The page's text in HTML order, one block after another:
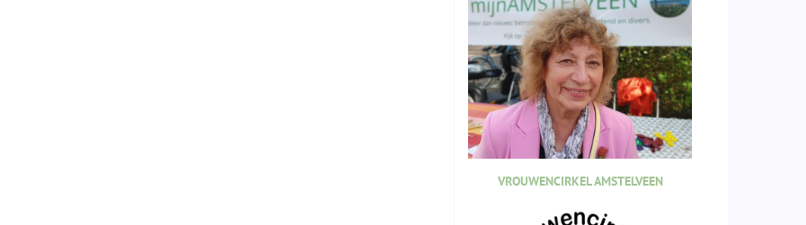
VROUWENCIRKEL AMSTELVEEN